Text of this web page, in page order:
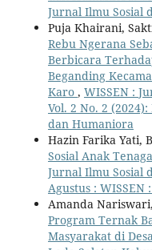
Jurnal Ilmu Sosial
Puja Khairani,
Rebu Ngerana
Berbicara
Beganding
Karo , WISSEN :
Vol. 2 No. 2
dan Humaniora
Hazin Farika Yati,
Sosial Anak
Jurnal Ilmu Sosial
Agustus :
Amanda
Program Ternak
Masyarakat di